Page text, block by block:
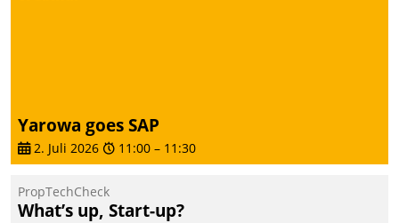
Yarowa goes SAP
2. Juli 2026 11:00 – 11:30
PropTechCheck
What’s up, Start-up?